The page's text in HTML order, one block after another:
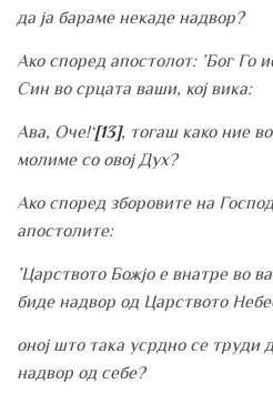
да ја бараме некаде надвор?
Ако според апостолот: ’Бог Го
Син во срцата ваши, кој вика:
Ава, Оче!‘[13], тогаш како ние
молиме со овој Дух?
Ако според зборовите на
апостолите:
’Царството Божјо е внатре во
биде надвор од Царството
оној што така усрдно се труди
надвор од себе?